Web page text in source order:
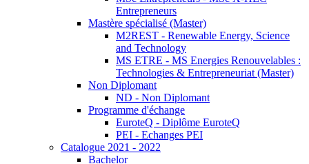
Entrepreneurs
Mastère spécialisé (Master)
M2REST - Renewable Energy, Science
and Technology
MS ETRE - MS Energies Renouvelables :
Technologies & Entrepreneuriat (Master)
Non Diplomant
ND - Non Diplomant
Programme d'échange
EuroteQ - Diplôme EuroteQ
PEI - Echanges PEI
Catalogue 2021 - 2022
Bachelor